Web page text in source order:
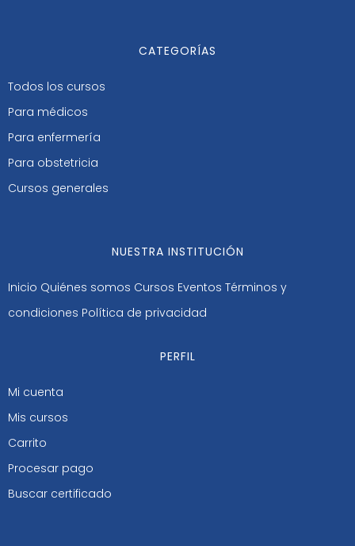
CATEGORÍAS
Todos los cursos
Para médicos
Para enfermería
Para obstetricia
Cursos generales
NUESTRA INSTITUCIÓN
Inicio Quiénes somos Cursos Eventos Términos y
condiciones Política de privacidad
PERFIL
Mi cuenta
Mis cursos
Carrito
Procesar pago
Buscar certificado